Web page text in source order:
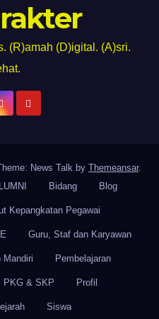
(R)amah (D)igital. (A)sri.
News Talk by Themeansar.
Bidang Blog
Kepangkatan Pegawai
Guru, Staf dan Karyawan
Mandiri Pembelajaran
PKG & SKP Profil
Siswa